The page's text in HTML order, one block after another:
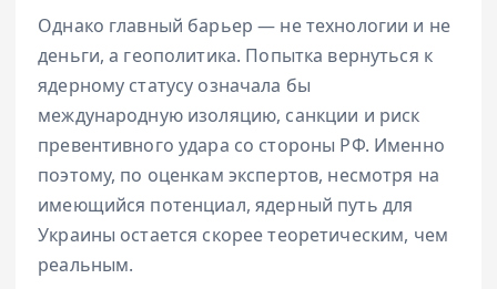
Однако главный барьер — не технологии и не
деньги, а геополитика. Попытка вернуться к
ядерному статусу означала бы
международную изоляцию, санкции и риск
превентивного удара со стороны РФ. Именно
поэтому, по оценкам экспертов, несмотря на
имеющийся потенциал, ядерный путь для
Украины остается скорее теоретическим, чем
реальным.